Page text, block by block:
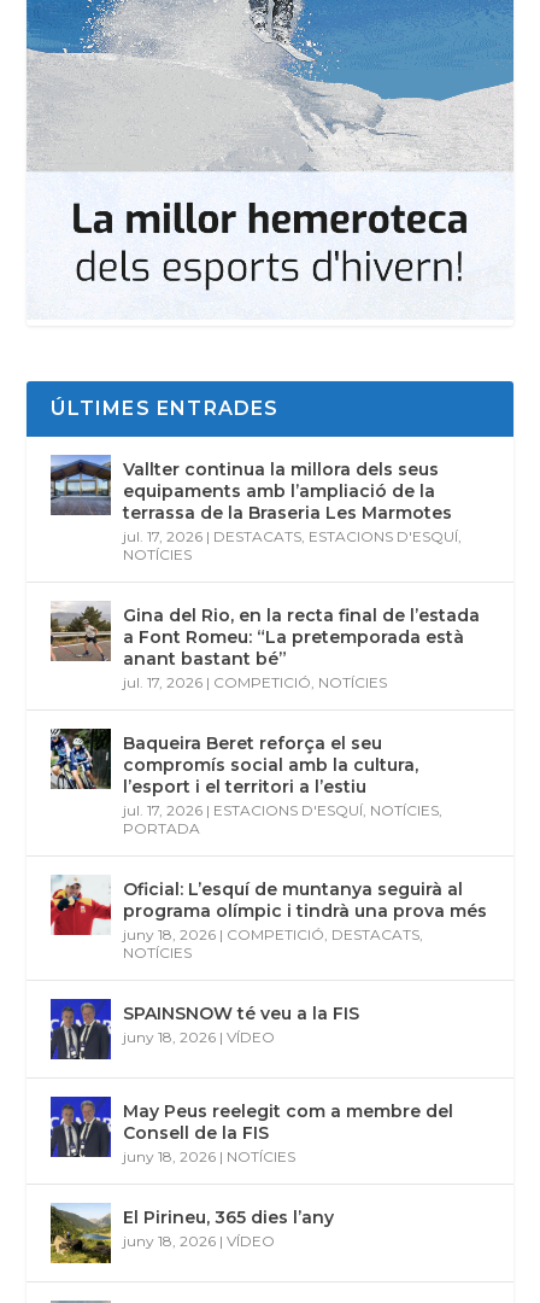
ÚLTIMES ENTRADES
Vallter continua la millora dels seus
equipaments amb l’ampliació de la
terrassa de la Braseria Les Marmotes
jul. 17, 2026 | DESTACATS, ESTACIONS D'ESQUÍ,
NOTÍCIES
Gina del Rio, en la recta final de l’estada
a Font Romeu: “La pretemporada està
anant bastant bé”
jul. 17, 2026 | COMPETICIÓ, NOTÍCIES
Baqueira Beret reforça el seu
compromís social amb la cultura,
l’esport i el territori a l’estiu
jul. 17, 2026 | ESTACIONS D'ESQUÍ, NOTÍCIES,
PORTADA
Oficial: L’esquí de muntanya seguirà al
programa olímpic i tindrà una prova més
juny 18, 2026 | COMPETICIÓ, DESTACATS,
NOTÍCIES
SPAINSNOW té veu a la FIS
juny 18, 2026 |VÍDEO
May Peus reelegit com a membre del
Consell de la FIS
juny 18, 2026 | NOTÍCIES
El Pirineu, 365 dies l’any
juny 18, 2026 |VÍDEO